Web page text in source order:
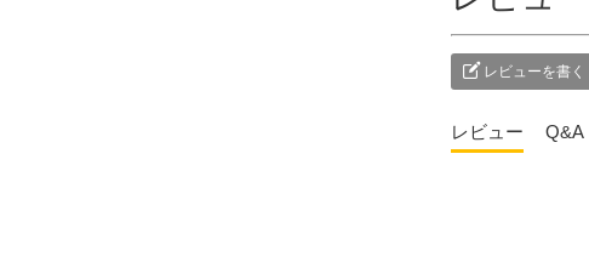
レビューを書く
レビュー Q&A